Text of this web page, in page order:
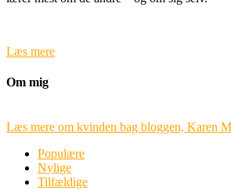
Læs mere
Om mig
Læs mere om kvinden bag bloggen, Karen
Populære
Nylige
Tilfældige